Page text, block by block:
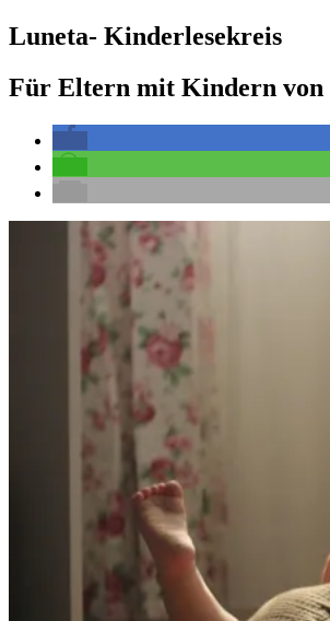
Luneta- Kinderlesekreis
Für Eltern mit Kindern von